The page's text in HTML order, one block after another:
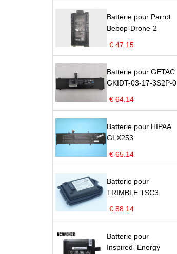
Batterie pour Parrot
Bebop-Drone-2
€ 47.15
Batterie pour GETAC
GKIDT-03-17-3S2P-0
€ 64.14
Batterie pour HIPAA
GLX253
€ 65.14
Batterie pour
TRIMBLE TSC3
€ 88.14
Batterie pour
Inspired_Energy